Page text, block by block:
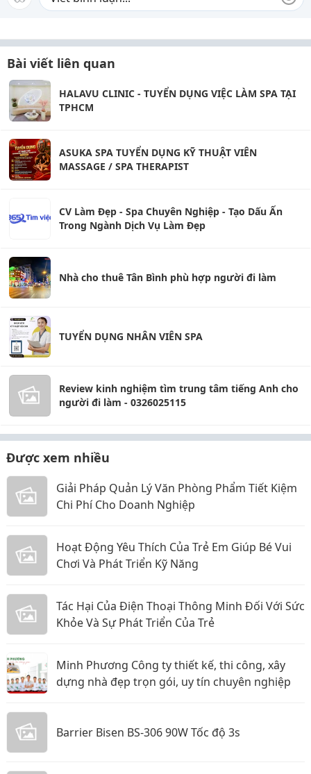
Bài viết liên quan
HALAVU CLINIC - TUYỂN DỤNG VIỆC LÀM SPA TẠI
TPHCM
ASUKA SPA TUYỂN DỤNG KỸ THUẬT VIÊN
MASSAGE / SPA THERAPIST
CV Làm Đẹp - Spa Chuyên Nghiệp - Tạo Dấu Ấn
Trong Ngành Dịch Vụ Làm Đẹp
Nhà cho thuê Tân Bình phù hợp người đi làm
TUYỂN DỤNG NHÂN VIÊN SPA
Review kinh nghiệm tìm trung tâm tiếng Anh cho
người đi làm - 0326025115
Được xem nhiều
Giải Pháp Quản Lý Văn Phòng Phẩm Tiết Kiệm
Chi Phí Cho Doanh Nghiệp
Hoạt Động Yêu Thích Của Trẻ Em Giúp Bé Vui
Chơi Và Phát Triển Kỹ Năng
Tác Hại Của Điện Thoại Thông Minh Đối Với Sức
Khỏe Và Sự Phát Triển Của Trẻ
Minh Phương Công ty thiết kế, thi công, xây
dựng nhà đẹp trọn gói, uy tín chuyên nghiệp
Barrier Bisen BS-306 90W Tốc độ 3s